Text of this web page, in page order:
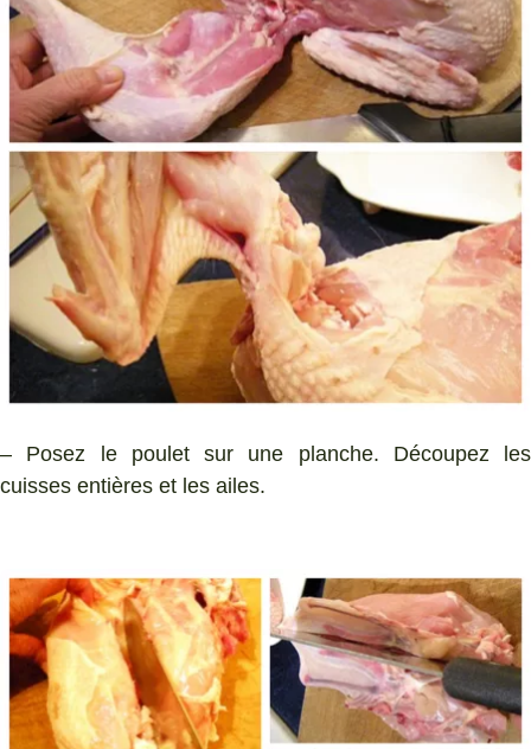
– Posez le poulet sur une planche. Découpez les
cuisses entières et les ailes.